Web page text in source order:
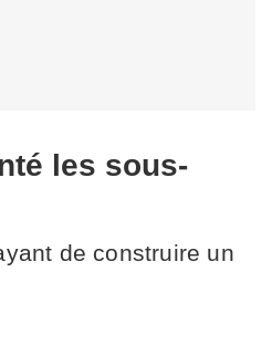
les sous-
de construire un